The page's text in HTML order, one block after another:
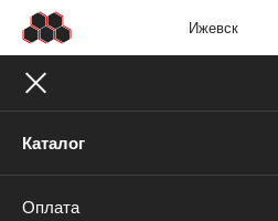
Ижевск
Каталог
Оплата